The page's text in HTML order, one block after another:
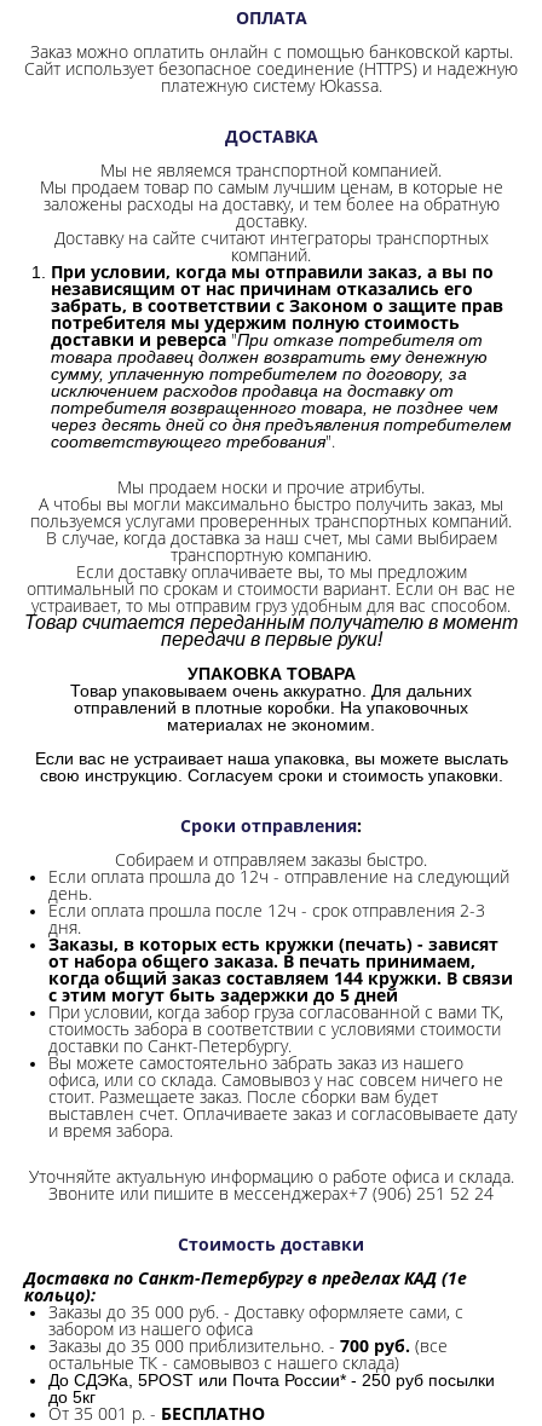
ОПЛАТА
Заказ можно оплатить онлайн с помощью банковской карты.
Сайт использует безопасное соединение (HTTPS) и надежную
платежную систему Юkassa.
ДОСТАВКА
Мы не являемся транспортной компанией.
Мы продаем товар по самым лучшим ценам, в которые не
заложены расходы на доставку, и тем более на обратную
доставку.
Доставку на сайте считают интеграторы транспортных
компаний.
При условии, когда мы отправили заказ, а вы по
независящим от нас причинам отказались его
забрать, в соответствии с Законом о защите прав
потребителя мы удержим полную стоимость
доставки и реверса "При отказе потребителя от
товара продавец должен возвратить ему денежную
сумму, уплаченную потребителем по договору, за
исключением расходов продавца на доставку от
потребителя возвращенного товара, не позднее чем
через десять дней со дня предъявления потребителем
соответствующего требования".
Мы продаем носки и прочие атрибуты.
А чтобы вы могли максимально быстро получить заказ, мы
пользуемся услугами проверенных транспортных компаний.
В случае, когда доставка за наш счет, мы сами выбираем
транспортную компанию.
Если доставку оплачиваете вы, то мы предложим
оптимальный по срокам и стоимости вариант. Если он вас не
устраивает, то мы отправим груз удобным для вас способом.
Товар считается переданным получателю в момент
передачи в первые руки!
УПАКОВКА ТОВАРА
Товар упаковываем очень аккуратно. Для дальних
отправлений в плотные коробки. На упаковочных
материалах не экономим.
Если вас не устраивает наша упаковка, вы можете выслать
свою инструкцию. Согласуем сроки и стоимость упаковки.
Сроки отправления:
Собираем и отправляем заказы быстро.
Если оплата прошла до 12ч - отправление на следующий
день.
Если оплата прошла после 12ч - срок отправления 2-3
дня.
Заказы, в которых есть кружки (печать) - зависят
от набора общего заказа. В печать принимаем,
когда общий заказ составляем 144 кружки. В связи
с этим могут быть задержки до 5 дней
При условии, когда забор груза согласованной с вами ТК,
стоимость забора в соответствии с условиями стоимости
доставки по Санкт-Петербургу.
Вы можете самостоятельно забрать заказ из нашего
офиса, или со склада. Самовывоз у нас совсем ничего не
стоит. Размещаете заказ. После сборки вам будет
выставлен счет. Оплачиваете заказ и согласовываете дату
и время забора.
Уточняйте актуальную информацию о работе офиса и склада.
Звоните или пишите в мессенджерах+7 (906) 251 52 24
Стоимость доставки
Доставка по Санкт-Петербургу в пределах КАД (1е
кольцо):
Заказы до 35 000 руб. - Доставку оформляете сами, с
забором из нашего офиса
Заказы до 35 000 приблизительно. - 700 руб. (все
остальные ТК - самовывоз с нашего склада)
До СДЭКа, 5POST или Почта России* - 250 руб посылки
до 5кг
От 35 001 р. - БЕСПЛАТНО